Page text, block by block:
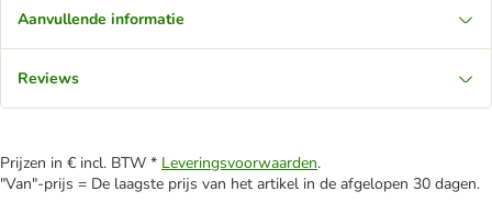
Aanvullende informatie
Reviews
Prijzen in € incl. BTW * Leveringsvoorwaarden.
"Van"-prijs = De laagste prijs van het artikel in de afgelopen 30 dagen.